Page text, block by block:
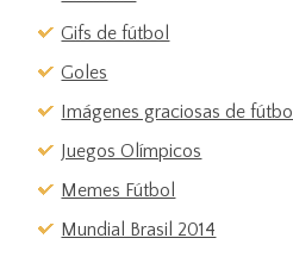
Gifs de fútbol
Goles
Imágenes graciosas de fútbol
Juegos Olímpicos
Memes Fútbol
Mundial Brasil 2014